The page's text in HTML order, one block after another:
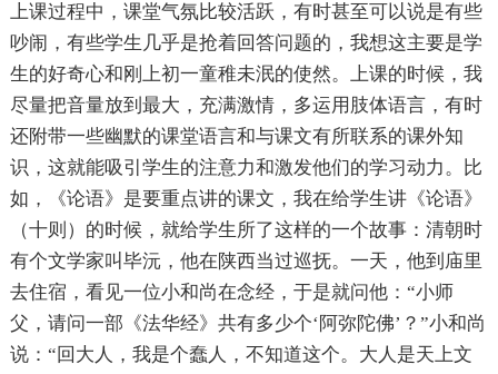
上课过程中，课堂气氛比较活跃，有时甚至可以说是有些
吵闹，有些学生几乎是抢着回答问题的，我想这主要是学
生的好奇心和刚上初一童稚未泯的使然。上课的时候，我
尽量把音量放到最大，充满激情，多运用肢体语言，有时
还附带一些幽默的课堂语言和与课文有所联系的课外知
识，这就能吸引学生的注意力和激发他们的学习动力。比
如，《论语》是要重点讲的课文，我在给学生讲《论语》
（十则）的时候，就给学生所了这样的一个故事：清朝时
有个文学家叫毕沅，他在陕西当过巡抚。一天，他到庙里
去住宿，看见一位小和尚在念经，于是就问他：“小师
父，请问一部《法华经》共有多少个‘阿弥陀佛’？”小和尚
说：“回大人，我是个蠢人，不知道这个。大人是天上文